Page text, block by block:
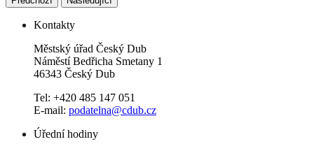
Kontakty
Městský úřad Český Dub
Náměstí Bedřicha Smetany 1
46343 Český Dub
Tel: +420 485 147 051
E-mail: podatelna@cdub.cz
Úřední hodiny